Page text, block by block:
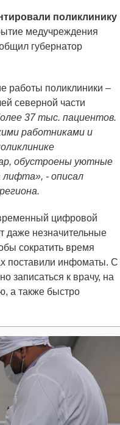
поликлинику
медучреждения
губернатор
работы поликлиники –
северной части
37 тыс. пациентов.
работниками и
обустроены уютные
лифта», - описал
цифровой
даже незначительные
сократить время
поставили инфоматы. С
записаться к врачу, на
а также быстро